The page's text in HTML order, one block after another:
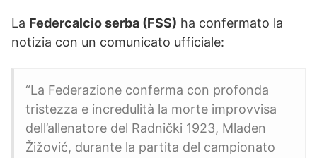
La Federcalcio serba (FSS) ha confermato la
notizia con un comunicato ufficiale:
“La Federazione conferma con profonda
tristezza e incredulità la morte improvvisa
dell’allenatore del Radnički 1923, Mladen
Žižović, durante la partita del campionato